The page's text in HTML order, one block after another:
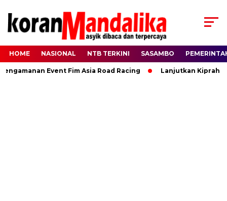
HOME NASIONAL NTB TERKINI SASAMBO
Event Fim Asia Road Racing Lanjutkan Kiprah HBK,